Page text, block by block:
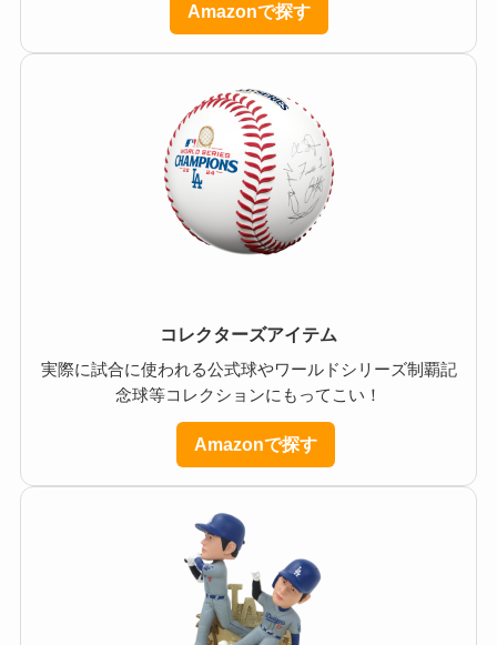
Amazonで探す
コレクターズアイテム
実際に試合に使われる公式球やワールドシリーズ制覇記
念球等コレクションにもってこい！
Amazonで探す